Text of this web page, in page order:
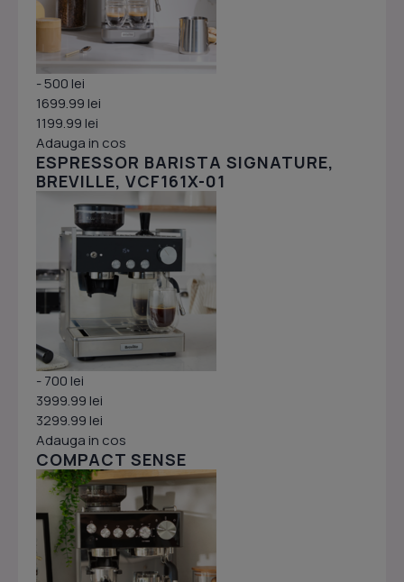
- 500 lei
1699.99 lei
1199.99 lei
Adauga in cos
ESPRESSOR BARISTA SIGNATURE,
BREVILLE, VCF161X-01
- 700 lei
3999.99 lei
3299.99 lei
Adauga in cos
COMPACT SENSE